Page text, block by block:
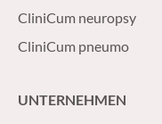
CliniCum neuropsy
CliniCum pneumo
UNTERNEHMEN